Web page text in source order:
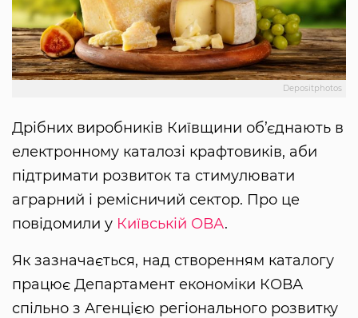
Depositphotos
Дрібних виробників Київщини об’єднають в
електронному каталозі крафтовиків, аби
підтримати розвиток та стимулювати
аграрний і ремісничий сектор. Про це
повідомили у Київській ОВА.
Як зазначається, над створенням каталогу
працює Департамент економіки КОВА
спільно з Агенцією регіонального розвитку